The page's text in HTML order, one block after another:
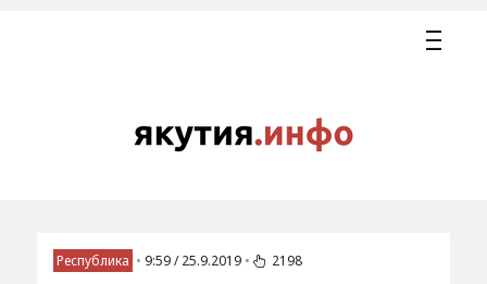
Республика • 9:59 / 25.9.2019 • 2198